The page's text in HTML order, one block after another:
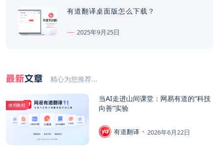
有道翻译桌面版怎么下载？
2025年9月25日
最新文章 精心为您推荐...
使用教程
当AI走进山间课堂：网易有道的“科技
向善”实验
有道翻译 2026年6月22日